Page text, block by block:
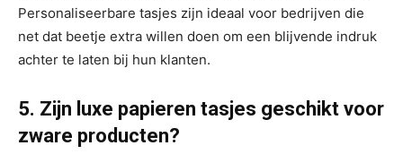
Personaliseerbare tasjes zijn ideaal voor bedrijven die
net dat beetje extra willen doen om een blijvende indruk
achter te laten bij hun klanten.
5. Zijn luxe papieren tasjes geschikt voor
zware producten?